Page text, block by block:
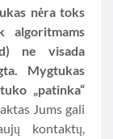
nėra toks
algoritmams
ne visada
Mygtukas
„patinka“
Jums gali
kontaktų,